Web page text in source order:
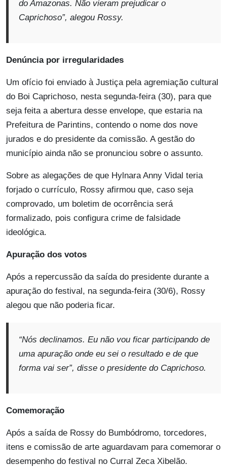
do Amazonas. Não vieram prejudicar o
Caprichoso”, alegou Rossy.
Denúncia por irregularidades
Um ofício foi enviado à Justiça pela agremiação cultural
do Boi Caprichoso, nesta segunda-feira (30), para que
seja feita a abertura desse envelope, que estaria na
Prefeitura de Parintins, contendo o nome dos nove
jurados e do presidente da comissão. A gestão do
município ainda não se pronunciou sobre o assunto.
Sobre as alegações de que Hylnara Anny Vidal teria
forjado o currículo, Rossy afirmou que, caso seja
comprovado, um boletim de ocorrência será
formalizado, pois configura crime de falsidade
ideológica.
Apuração dos votos
Após a repercussão da saída do presidente durante a
apuração do festival, na segunda-feira (30/6), Rossy
alegou que não poderia ficar.
“Nós declinamos. Eu não vou ficar participando de
uma apuração onde eu sei o resultado e de que
forma vai ser”, disse o presidente do Caprichoso.
Comemoração
Após a saída de Rossy do Bumbódromo, torcedores,
itens e comissão de arte aguardavam para comemorar o
desempenho do festival no Curral Zeca Xibelão.